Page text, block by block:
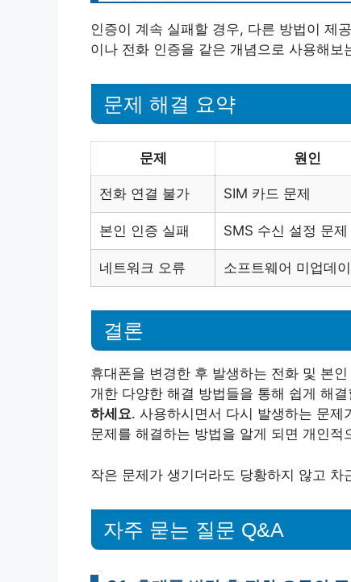
인증이 계속 실패할 경우, 다른 방법이 제
이나 전화 인증을 같은 개념으로 사용해보
문제 해결 요약
문제 원인
전화 연결 불가 SIM 카드 문제
본인 인증 실패 SMS 수신 설정 문제
네트워크 오류 소프트웨어 미업데
결론
휴대폰을 변경한 후 발생하는 전화 및 본
개한 다양한 해결 방법들을 통해 쉽게 해
하세요. 사용하시면서 다시 발생하는 문제
문제를 해결하는 방법을 알게 되면 개인적
작은 문제가 생기더라도 당황하지 않고 차
자주 묻는 질문 Q&A